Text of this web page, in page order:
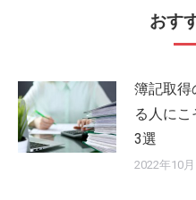
おす
簿記取得
る人に
3選
2022年10月